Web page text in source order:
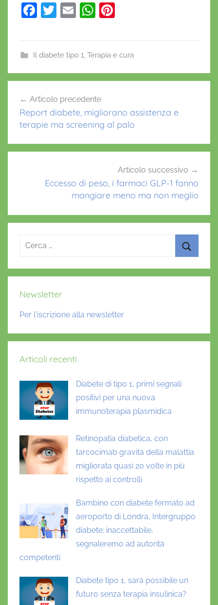
F
e
b
o
k
T
er
E
l
W
s
A
p
e
st
Il diabete tipo 1, Terapia e cura
c
t
a
a
e
1
G
-
1
,
p
a
n
c
t
i
e
articoli
Articolo precedente
Report diabete, migliorano assistenza e
terapie ma screening al palo
Articolo successivo
Eccesso di peso, i farmaci GLP-1 fanno
mangiare meno ma non meglio
Ricerca
Newsletter
Per l'iscrizione alla newsletter
Articoli recenti
Diabete di tipo 1, primi segnali
positivi per una nuova
immunoterapia plasmidica
Retinopatia diabetica, con
tarcocimab gravità della malattia
migliorata quasi 20 volte in più
rispetto ai controlli
Bambino con diabete fermato ad
aeroporto di Londra, Intergruppo
diabete: inaccettabile,
segnaleremo ad autorità
competenti
Diabete tipo 1, sarà possibile un
futuro senza terapia insulinica?